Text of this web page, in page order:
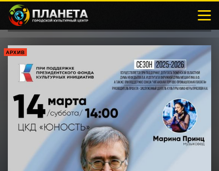
АРХИВ